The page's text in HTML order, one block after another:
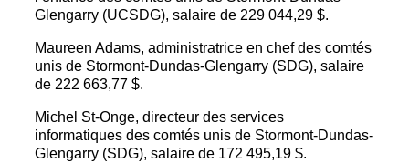
Glengarry (UCSDG), salaire de 229 044,29 $.
Maureen Adams, administratrice en chef des comtés
unis de Stormont-Dundas-Glengarry (SDG), salaire
de 222 663,77 $.
Michel St-Onge, directeur des services
informatiques des comtés unis de Stormont-Dundas-
Glengarry (SDG), salaire de 172 495,19 $.